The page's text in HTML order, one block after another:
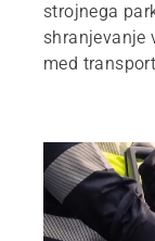
strojnega
shranjevanje
med